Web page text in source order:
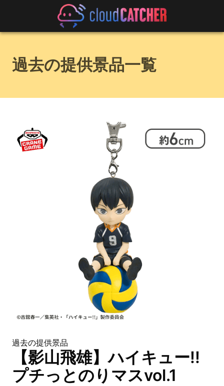
過去の提供景品一覧
過去の提供景品
【影山飛雄】ハイキュー!!
プチっとのりマスvol.1